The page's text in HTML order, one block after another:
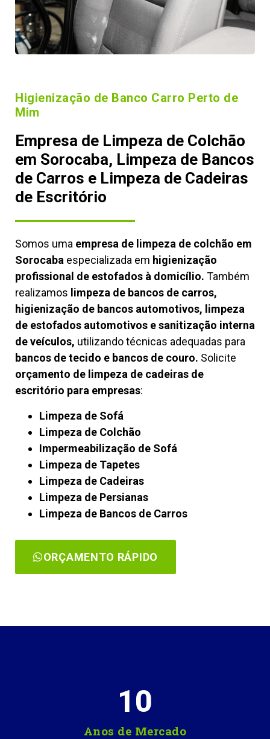
Higienização de Banco Carro Perto de
Mim
Empresa de Limpeza de Colchão
em Sorocaba, Limpeza de Bancos
de Carros e Limpeza de Cadeiras
de Escritório
Somos uma empresa de limpeza de colchão em
Sorocaba especializada em higienização
profissional de estofados à domicílio. Também
realizamos limpeza de bancos de carros,
higienização de bancos automotivos, limpeza
de estofados automotivos e sanitização interna
de veículos, utilizando técnicas adequadas para
bancos de tecido e bancos de couro. Solicite
orçamento de limpeza de cadeiras de
escritório para empresas:
Limpeza de Sofá
Limpeza de Colchão
Impermeabilização de Sofá
Limpeza de Tapetes
Limpeza de Cadeiras
Limpeza de Persianas
Limpeza de Bancos de Carros
ORÇAMENTO RÁPIDO
Anos de Mercado
10